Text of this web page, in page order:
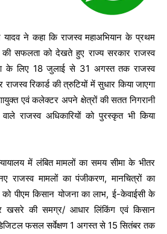
यादव ने कहा कि राजस्व महाअभियान के प्रथम
सफलता को देखते हुए राज्य सरकार राजस्व
के लिए 18 जुलाई से 31 अगस्त तक राजस्व
रिकार्ड की त्रुटियों में सुधार किया जाएगा
एवं कलेक्टर अपने क्षेत्रों की सतत निगरानी
राजस्व अधिकारियों को पुरस्कृत भी किया
में लंबित मामलों का समय सीमा के भीतर
राजस्व मामलों का पंजीकरण, मानचित्रों का
को पीएम किसान योजना का लाभ, ई-केवाईसी के
की समग्र/ आधार लिंकिंग एवं किसान
फसल सर्वेक्षण 1 अगस्त से 15 सितंबर तक